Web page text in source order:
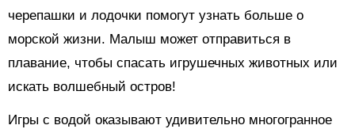
черепашки и лодочки помогут узнать больше о
морской жизни. Малыш может отправиться в
плавание, чтобы спасать игрушечных животных или
искать волшебный остров!
Игры с водой оказывают удивительно многогранное